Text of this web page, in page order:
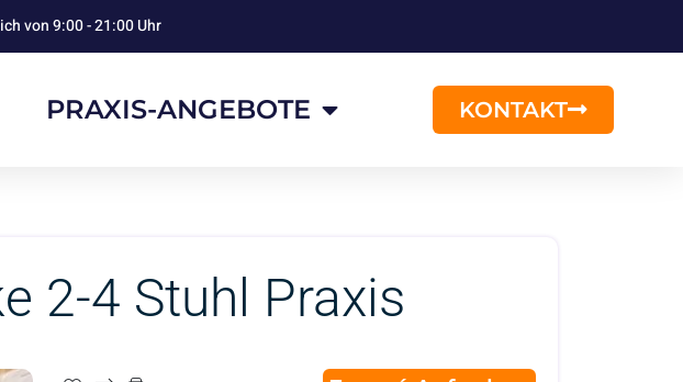
von 9:00 - 21:00 Uhr
PRAXIS-ANGEBOTE KONTAKT
2-4 Stuhl Praxis